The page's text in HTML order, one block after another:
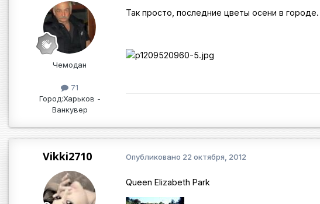
Чемодан
71
Город:Харьков -
Ванкувер
Так просто, последние цветы осени в городе.
Vikki2710 Опубликовано 22 октября, 2012
Queen Elizabeth Park